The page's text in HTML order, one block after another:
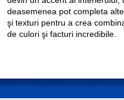
deasemenea pot completa
şi texturi pentru a crea
de culori şi facturi incredibile.